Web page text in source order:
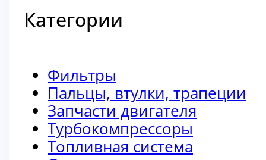
Категории
Фильтры
Пальцы, втулки, трапеции
Запчасти двигателя
Турбокомпрессоры
Топливная система